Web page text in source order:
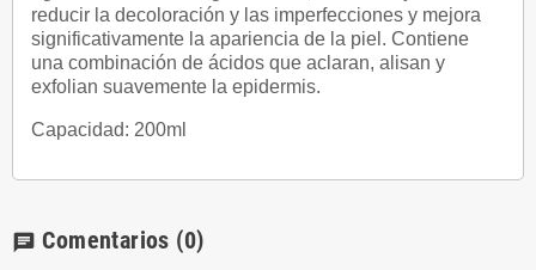
reducir la decoloración y las imperfecciones y mejora
significativamente la apariencia de la piel. Contiene
una combinación de ácidos que aclaran, alisan y
exfolian suavemente la epidermis.
Capacidad: 200ml
chat Comentarios (0)